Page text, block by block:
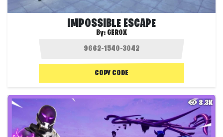
IMPOSSIBLE ESCAPE
By: GEROX
COPY CODE
8.3K